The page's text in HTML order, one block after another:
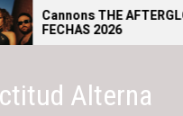
THE AFTERGLOW TOUR –
2026
Alterna